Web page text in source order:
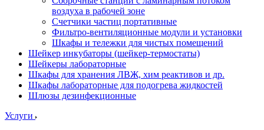
воздуха в рабочей зоне
Счетчики частиц портативные
Фильтро-вентиляционные модули и установки
Шкафы и тележки для чистых помещений
Шейкер инкубаторы (шейкер-термостаты)
Шейкеры лабораторные
Шкафы для хранения ЛВЖ, хим реактивов и др.
Шкафы лабораторные для подогрева жидкостей
Шлюзы дезинфекционные
Услуги